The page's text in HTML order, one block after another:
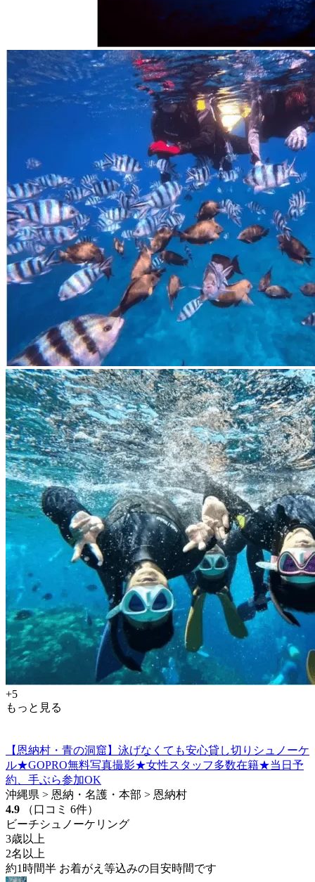
+5
もっと見る
【恩納村・青の洞窟】泳げなくても安心貸し切りシュノーケ
ル★GOPRO無料写真撮影★女性スタッフ多数在籍★当日予
約、手ぶら参加OK
沖縄県 > 恩納・名護・本部 > 恩納村
4.9
（口コミ 6件）
ビーチシュノーケリング
3歳以上
2名以上
約1時間半 お着がえ等込みの目安時間です